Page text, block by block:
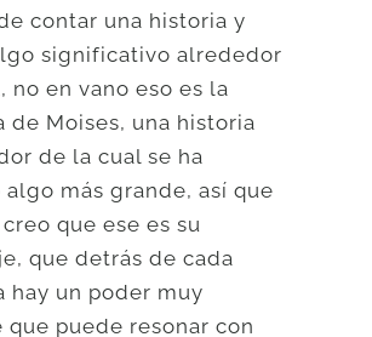
contar una historia y
significativo alrededor
no en vano eso es la
de Moises, una historia
de la cual se ha
algo más grande, así que
que ese es su
que detrás de cada
hay un poder muy
que puede resonar con